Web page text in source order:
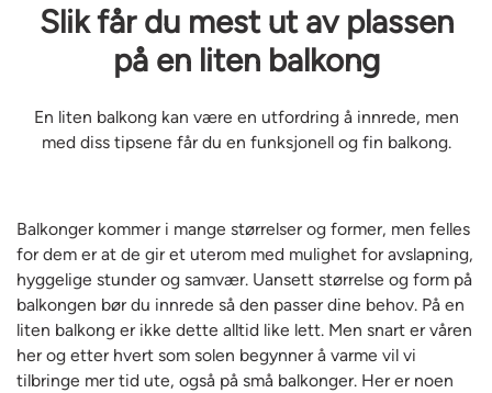
Slik får du mest ut av plassen
på en liten balkong
En liten balkong kan være en utfordring å innrede, men
med diss tipsene får du en funksjonell og fin balkong.
Balkonger kommer i mange størrelser og former, men felles
for dem er at de gir et uterom med mulighet for avslapning,
hyggelige stunder og samvær. Uansett størrelse og form på
balkongen bør du innrede så den passer dine behov. På en
liten balkong er ikke dette alltid like lett. Men snart er våren
her og etter hvert som solen begynner å varme vil vi
tilbringe mer tid ute, også på små balkonger. Her er noen